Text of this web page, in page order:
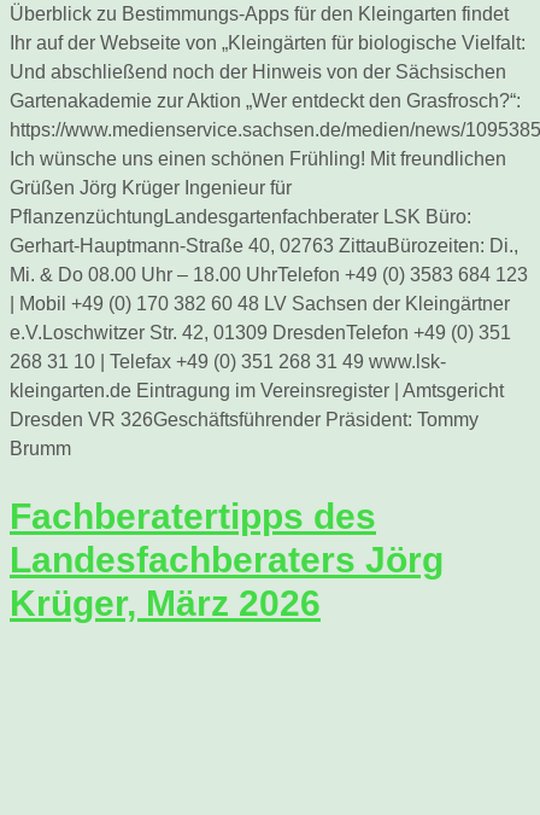
Überblick zu Bestimmungs-Apps für den Kleingarten findet
Ihr auf der Webseite von „Kleingärten für biologische Vielfalt:
Und abschließend noch der Hinweis von der Sächsischen
Gartenakademie zur Aktion „Wer entdeckt den Grasfrosch?“:
https://www.medienservice.sachsen.de/medien/news/1095385
Ich wünsche uns einen schönen Frühling! Mit freundlichen
Grüßen Jörg Krüger Ingenieur für
PflanzenzüchtungLandesgartenfachberater LSK Büro:
Gerhart-Hauptmann-Straße 40, 02763 ZittauBürozeiten: Di.,
Mi. & Do 08.00 Uhr – 18.00 UhrTelefon +49 (0) 3583 684 123
| Mobil +49 (0) 170 382 60 48 LV Sachsen der Kleingärtner
e.V.Loschwitzer Str. 42, 01309 DresdenTelefon +49 (0) 351
268 31 10 | Telefax +49 (0) 351 268 31 49 www.lsk-
kleingarten.de Eintragung im Vereinsregister | Amtsgericht
Dresden VR 326Geschäftsführender Präsident: Tommy
Brumm
Fachberatertipps des
Landesfachberaters Jörg
Krüger, März 2026